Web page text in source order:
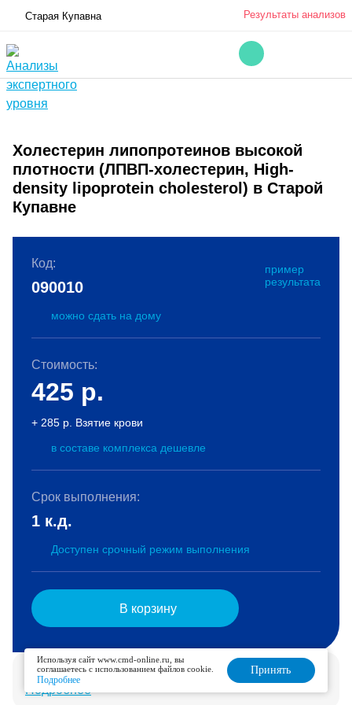
Старая Купавна Результаты анализов
Холестерин липопротеинов высокой
плотности (ЛПВП-холестерин, High-
density lipoprotein cholesterol) в Старой
Купавне
Код:
пример
результата
090010
можно сдать на дому
Стоимость:
425 р.
+ 285 р. Взятие крови
в составе комплекса дешевле
Срок выполнения:
1 к.д.
Доступен срочный режим выполнения
В корзину
Услуга доступна для дозаказа в течение 6 дней.
Подробнее
Используя сайт www.cmd-online.ru, вы
соглашаетесь с использованием файлов cookie.
Подробнее
Принять